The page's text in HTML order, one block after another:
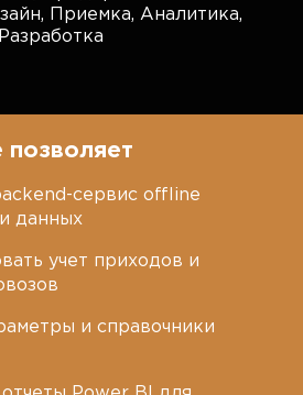
Приемка,Аналитика,
Разработка
сервис oﬀline
данных
учет приходов и
и справочники